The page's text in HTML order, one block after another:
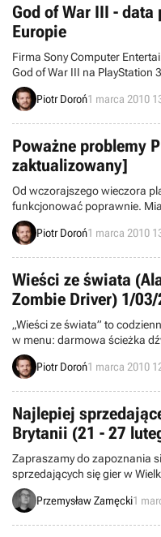
God of War III -
Europie
Firma Sony Computer
God of War III na PlayStation
odbędzie się 17 marca.
sklepowe dwa dni wcześniej
Piotr Doroń1 marca 2010
Poważne problemy
zaktualizowany]
Od wczorajszego wieczora
funkcjonować poprawnie.
przedstawionych na łamach
starszych modeli PlayStation
Piotr Doroń1 marca 2010
Wieści ze świata
Zombie Driver) 1/
„Wieści ze świata” to
w menu: darmowa ścieżka
na temat nowej strzelaniny
Gratuitous Space Battles i
Piotr Doroń1 marca 2010
Najlepiej
Brytanii (21 - 27
Zapraszamy do zapoznania
sprzedających się gier w
Charttrack. Obejmuje ono
Przemysław Zamęcki1